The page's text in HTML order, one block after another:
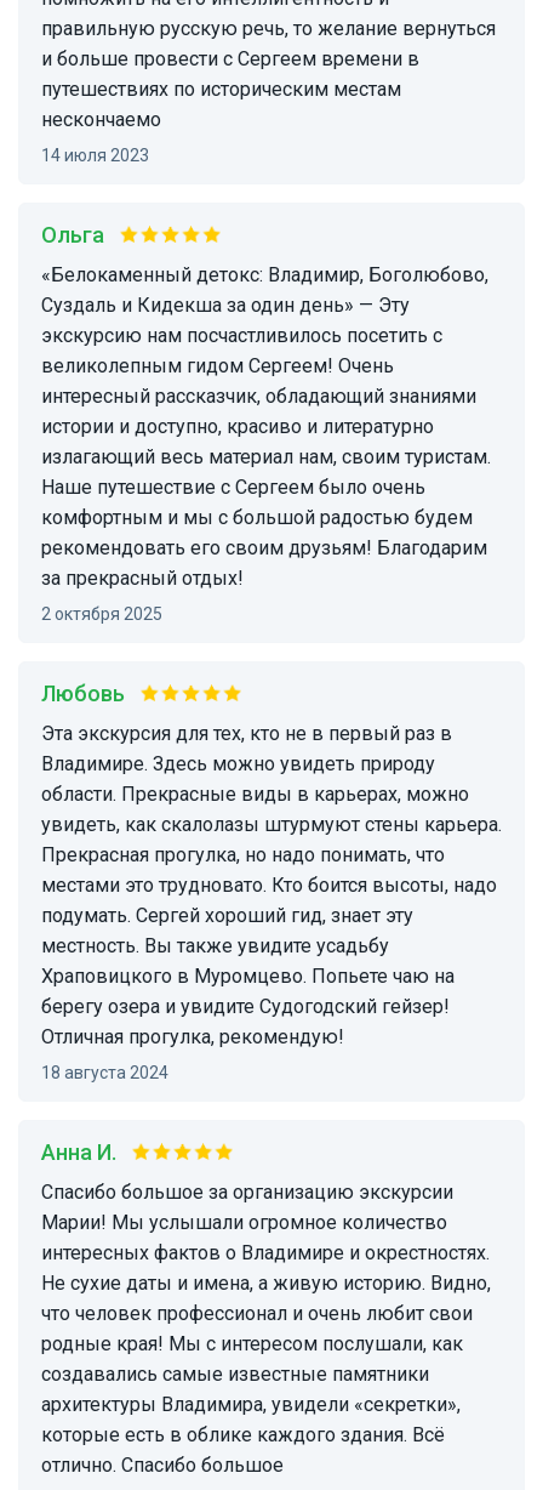
правильную русскую речь, то желание вернуться
и больше провести с Сергеем времени в
путешествиях по историческим местам
нескончаемо
14 июля 2023
Ольга
«Белокаменный детокс: Владимир, Боголюбово,
Суздаль и Кидекша за один день» — Эту
экскурсию нам посчастливилось посетить с
великолепным гидом Сергеем! Очень
интересный рассказчик, обладающий знаниями
истории и доступно, красиво и литературно
излагающий весь материал нам, своим туристам.
Наше путешествие с Сергеем было очень
комфортным и мы с большой радостью будем
рекомендовать его своим друзьям! Благодарим
за прекрасный отдых!
2 октября 2025
Любовь
Эта экскурсия для тех, кто не в первый раз в
Владимире. Здесь можно увидеть природу
области. Прекрасные виды в карьерах, можно
увидеть, как скалолазы штурмуют стены карьера.
Прекрасная прогулка, но надо понимать, что
местами это трудновато. Кто боится высоты, надо
подумать. Сергей хороший гид, знает эту
местность. Вы также увидите усадьбу
Храповицкого в Муромцево. Попьете чаю на
берегу озера и увидите Судогодский гейзер!
Отличная прогулка, рекомендую!
18 августа 2024
Анна И.
Спасибо большое за организацию экскурсии
Марии! Мы услышали огромное количество
интересных фактов о Владимире и окрестностях.
Не сухие даты и имена, а живую историю. Видно,
что человек профессионал и очень любит свои
родные края! Мы с интересом послушали, как
создавались самые известные памятники
архитектуры Владимира, увидели «секретки»,
которые есть в облике каждого здания. Всё
отлично. Спасибо большое